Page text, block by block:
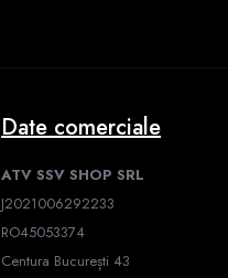
Date comerciale
ATV SSV SHOP SRL
J2021006292233
RO45053374
Centura București 43